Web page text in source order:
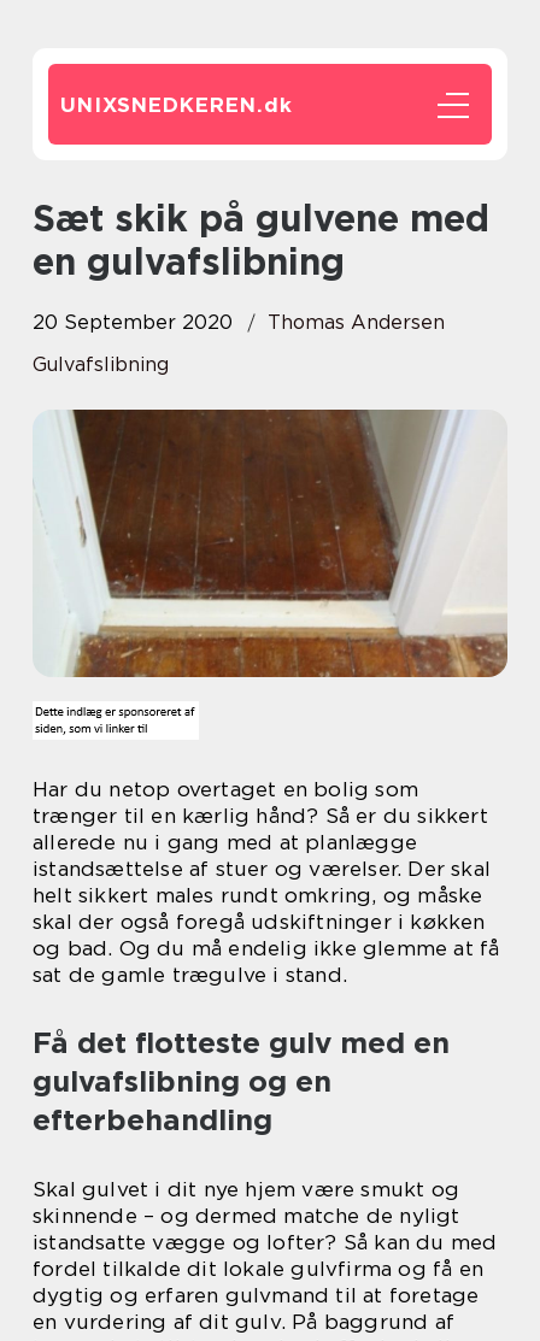
UNIXSNEDKEREN.dk
Sæt skik på gulvene med
en gulvafslibning
20 September 2020
Thomas Andersen
Gulvafslibning
Har du netop overtaget en bolig som
trænger til en kærlig hånd? Så er du sikkert
allerede nu i gang med at planlægge
istandsættelse af stuer og værelser. Der skal
helt sikkert males rundt omkring, og måske
skal der også foregå udskiftninger i køkken
og bad. Og du må endelig ikke glemme at få
sat de gamle trægulve i stand.
Få det flotteste gulv med en
gulvafslibning og en
efterbehandling
Skal gulvet i dit nye hjem være smukt og
skinnende – og dermed matche de nyligt
istandsatte vægge og lofter? Så kan du med
fordel tilkalde dit lokale gulvfirma og få en
dygtig og erfaren gulvmand til at foretage
en vurdering af dit gulv. På baggrund af